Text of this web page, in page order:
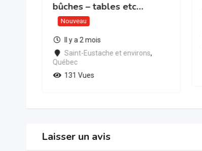
bûches – tables etc…
Nouveau
Il y a 2 mois
Saint-Eustache et environs,
Québec
131 Vues
Laisser un avis